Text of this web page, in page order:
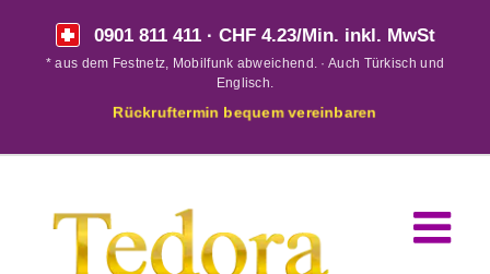
0901 811 411· CHF 4.23/Min. inkl. MwSt
* aus dem Festnetz, Mobilfunk abweichend. · Auch Türkisch und
Englisch.
Rückruftermin bequem vereinbaren